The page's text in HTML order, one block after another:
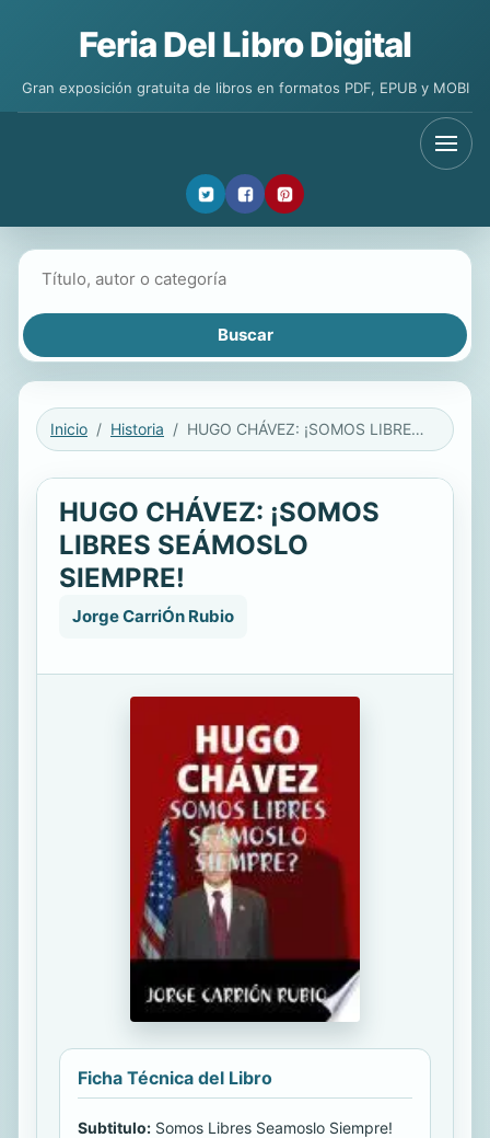
Feria Del Libro Digital
Gran exposición gratuita de libros en formatos PDF, EPUB y MOBI
Inicio Historia HUGO CHÁVEZ: ¡SOMOS LIBRES SEÁMOSLO SIEMPRE!
HUGO CHÁVEZ: ¡SOMOS
LIBRES SEÁMOSLO
SIEMPRE!
Jorge CarriÓn Rubio
Ficha Técnica del Libro
Subtitulo: Somos Libres Seamoslo Siempre!